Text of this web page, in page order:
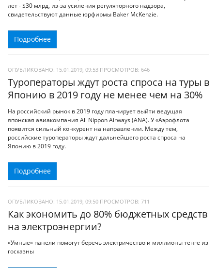
лет - $30 млрд, из-за усиления регуляторного надзора,
свидетельствуют данные юрфирмы Baker McKenzie.
Подробнее
ОПУБЛИКОВАНО: 15.01.2019, 09:53 ПРОСМОТРОВ: 646
Туроператоры ждут роста спроса на туры в
Японию в 2019 году не менее чем на 30%
На российский рынок в 2019 году планирует выйти ведущая
японская авиакомпания All Nippon Airways (ANA). У «Аэрофлота
появится сильный конкурент на направлении. Между тем,
российские туроператоры ждут дальнейшего роста спроса на
Японию в 2019 году.
Подробнее
ОПУБЛИКОВАНО: 15.01.2019, 09:50 ПРОСМОТРОВ: 711
Как экономить до 80% бюджетных средств
на электроэнергии?
«Умные» панели помогут беречь электричество и миллионы тенге из
госказны